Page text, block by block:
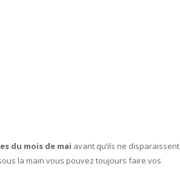
du mois de mai avant qu’ils ne disparaissent
la main vous pouvez toujours faire vos